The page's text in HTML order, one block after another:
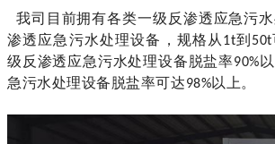
我司目前拥有各类一级反渗透应急污
渗透应急污水处理设备，规格从 1t到 50t
级反渗透应急污水处理设备脱盐率90%
急污水处理设备脱盐率可达98%以上。